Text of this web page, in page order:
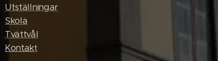
Utställningar
Skola
Tvättvål
Kontakt